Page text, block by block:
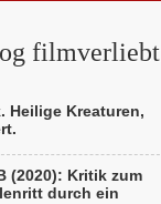
filmverliebt
Heilige Kreaturen,
(2020): Kritik zum
durch ein